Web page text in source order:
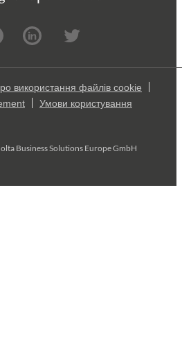
використання файлів cookie
Умови користування
Business Solutions Europe GmbH